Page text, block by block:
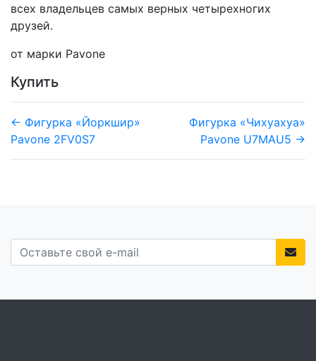
всех владельцев самых верных четырехногих
друзей.
от марки Pavone
Купить
← Фигурка «Йоркшир»
Pavone 2FV0S7
Фигурка «Чихуахуа»
Pavone U7MAU5 →